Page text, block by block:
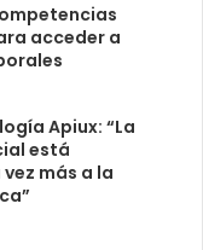
acceder a
Apiux: “La
está
más a la